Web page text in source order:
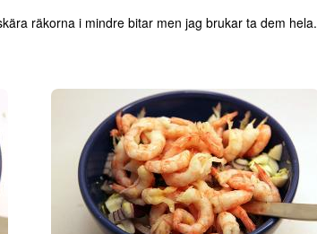
räkorna i mindre bitar men jag brukar ta dem hela.